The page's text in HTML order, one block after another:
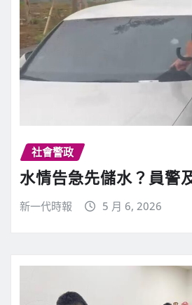
社會警政
水情告急先儲水？員警
新一代時報 5 月 6, 2026